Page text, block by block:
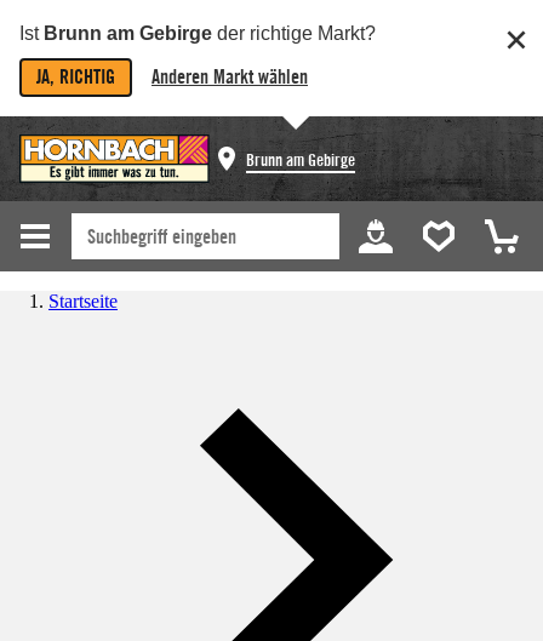
Ist Brunn am Gebirge der richtige Markt?
JA, RICHTIG Anderen Markt wählen
Brunn am Gebirge
Startseite